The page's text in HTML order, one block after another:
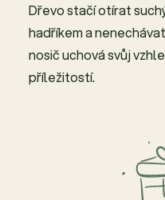
Dřevo stačí otírat
hadříkem a
nosič uchová svůj
příležitostí.